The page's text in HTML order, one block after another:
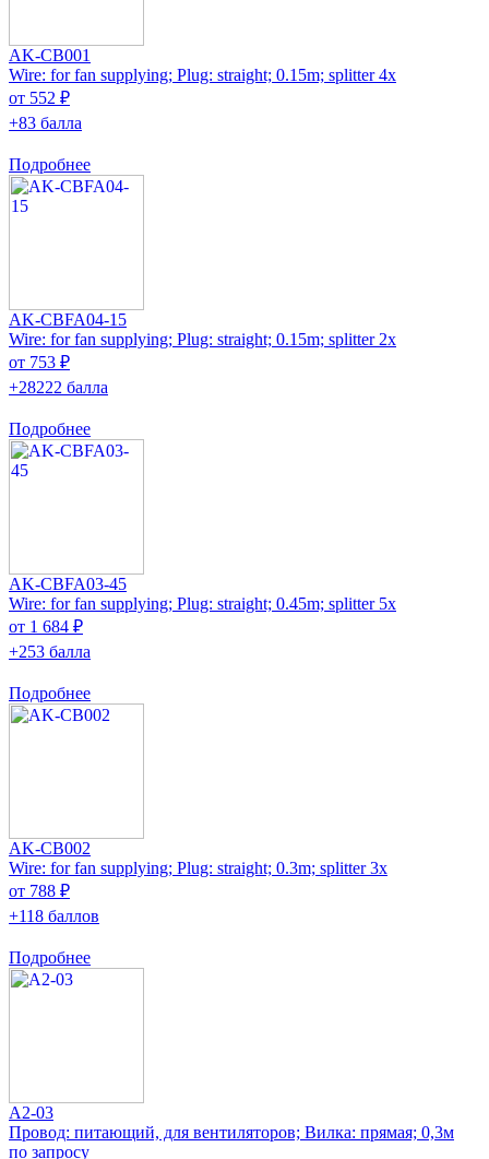
AK-CB001
Wire: for fan supplying; Plug: straight; 0.15m; splitter 4x
от 552 ₽
+83 балла
Подробнее
AK-CBFA04-15
Wire: for fan supplying; Plug: straight; 0.15m; splitter 2x
от 753 ₽
+28222 балла
Подробнее
AK-CBFA03-45
Wire: for fan supplying; Plug: straight; 0.45m; splitter 5x
от 1 684 ₽
+253 балла
Подробнее
AK-CB002
Wire: for fan supplying; Plug: straight; 0.3m; splitter 3x
от 788 ₽
+118 баллов
Подробнее
A2-03
Провод: питающий, для вентиляторов; Вилка: прямая; 0,3м
по запросу